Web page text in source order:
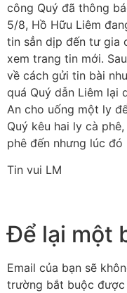
công Quý đã thông
5/8, Hồ Hữu Liêm
tin sẳn dịp đến tư gia
xem trang tin mới.
về cách gửi tin bài
quá Quý dẫn Liêm lại
An cho uống một ly
Quý kêu hai ly cà
phê đến nhưng lúc
Tin vui LM
Để lại một
Email của bạn sẽ
trường bắt buộc được